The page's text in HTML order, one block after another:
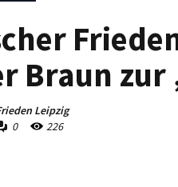
Braun
Leipzig
0 226